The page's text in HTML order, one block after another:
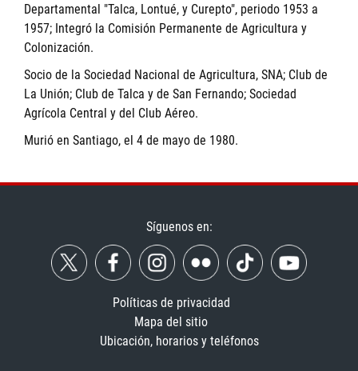
Departamental "Talca, Lontué, y Curepto", periodo 1953 a
1957; Integró la Comisión Permanente de Agricultura y
Colonización.
Socio de la Sociedad Nacional de Agricultura, SNA; Club de
La Unión; Club de Talca y de San Fernando; Sociedad
Agrícola Central y del Club Aéreo.
Murió en Santiago, el 4 de mayo de 1980.
Síguenos en:
Políticas de privacidad
Mapa del sitio
Ubicación, horarios y teléfonos